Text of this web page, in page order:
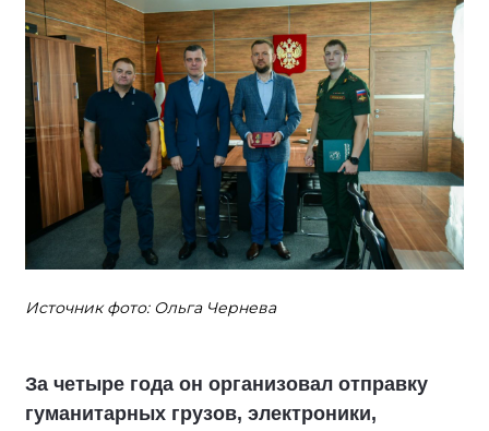
Источник фото: Ольга Чернева
За четыре года он организовал отправку
гуманитарных грузов, электроники,